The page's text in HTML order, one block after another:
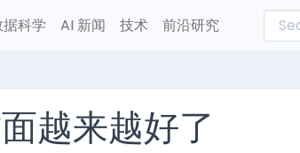
科学 AI 新闻 技术 前沿研究
越来越好了